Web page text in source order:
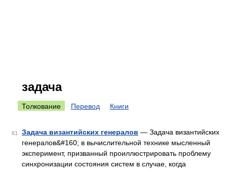
задача
Толкование Перевод Книги
61 Задача византийских генералов — Задача византийских
генералов&#160; в вычислительной технике мысленный
эксперимент, призванный проиллюстрировать проблему
синхронизации состояния систем в случае, когда